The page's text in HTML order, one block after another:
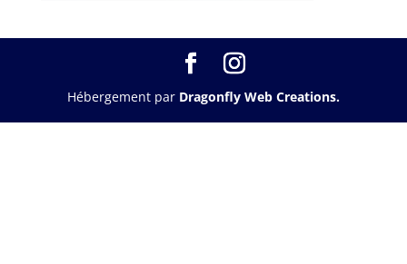
Hébergement par Dragonfly Web Creations.